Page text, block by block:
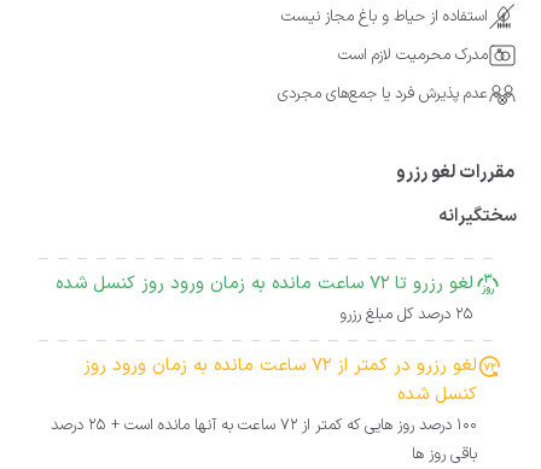
استفاده از حیاط و باغ مجاز نیست
مدرک محرمیت لازم است
عدم پذیرش فرد یا جمع‌های مجردی
مقررات لغو رزرو
سختگیرانه
لغو رزرو تا 72 ساعت مانده به زمان ورود روز کنسل شده
25 درصد کل مبلغ رزرو
لغو رزرو در کمتر از 72 ساعت مانده به زمان ورود روز
کنسل شده
100 درصد روز هایی که کمتر از 72 ساعت به آنها مانده است + 25 درصد
باقی روز ها